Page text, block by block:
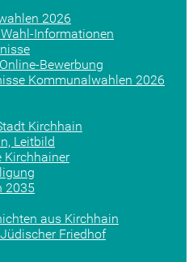
2026
Informationen
Bewerbung
Kommunalwahlen 2026
Kirchhain
Leitbild
Kirchhainer
2035
aus Kirchhain
Friedhof